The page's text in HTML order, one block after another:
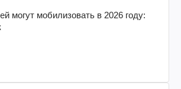
могут мобилизовать в 2026 году: